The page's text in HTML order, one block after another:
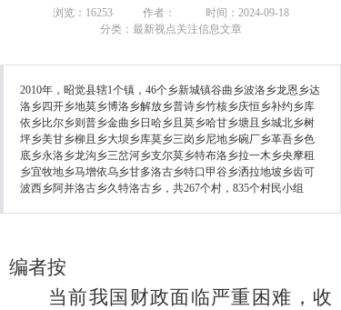
浏览：16253 作者：
时间：2024-09-18
分类：最新视点关注信息文章
2010年，昭觉县辖1个镇，46个乡新城镇谷曲乡波洛乡龙恩乡达
洛乡四开乡地莫乡博洛乡解放乡普诗乡竹核乡庆恒乡补约乡库
依乡比尔乡则普乡金曲乡日哈乡且莫乡哈甘乡塘且乡城北乡树
坪乡美甘乡柳且乡大坝乡库莫乡三岗乡尼地乡碗厂乡革吾乡色
底乡永洛乡龙沟乡三岔河乡支尔莫乡特布洛乡拉一木乡央摩租
乡宜牧地乡马增依乌乡甘多洛古乡特口甲谷乡洒拉地坡乡齿可
波西乡阿并洛古乡久特洛古乡，共267个村，835个村民小组
编者按
当前我国财政面临严重困难，收